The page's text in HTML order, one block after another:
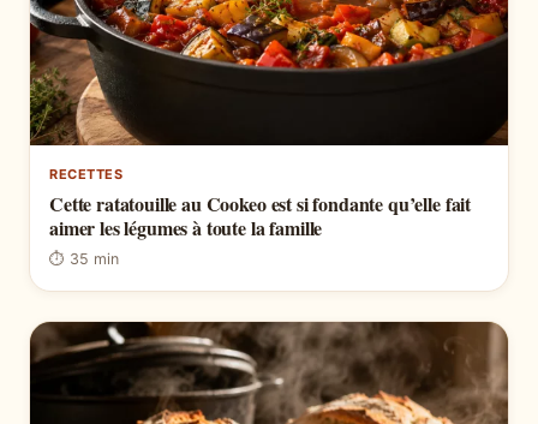
RECETTES
Cette ratatouille au Cookeo est si fondante qu’elle fait
aimer les légumes à toute la famille
⏱ 35 min